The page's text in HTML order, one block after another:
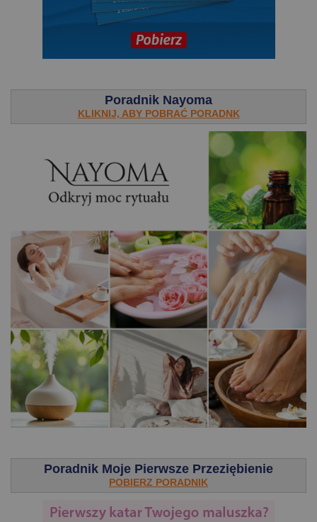
Poradnik Nayoma
KLIKNIJ, ABY POBRAĆ PORADNK
Poradnik Moje Pierwsze Przeziębienie
POBIERZ PORADNIK